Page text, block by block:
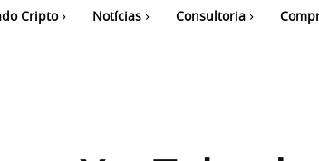
Cripto Notícias Consultoria